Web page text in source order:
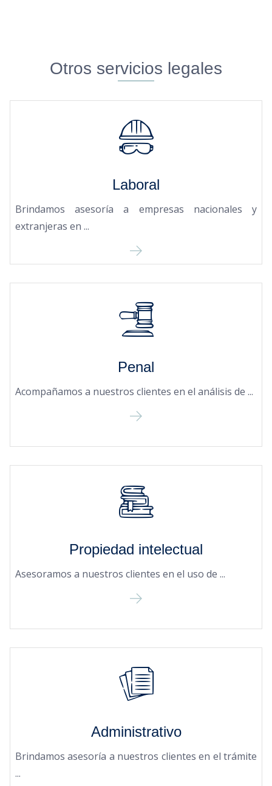
Otros servicios legales
Laboral
Brindamos asesoría a empresas nacionales y
extranjeras en ...
Penal
Acompañamos a nuestros clientes en el análisis de ...
Propiedad intelectual
Asesoramos a nuestros clientes en el uso de ...
Administrativo
Brindamos asesoría a nuestros clientes en el trámite
...